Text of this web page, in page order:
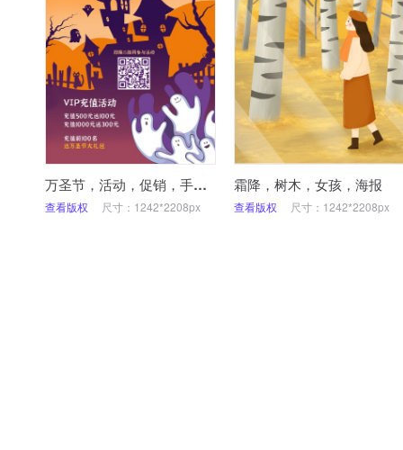
万圣节，活动，促销，手机海报
查看版权 尺寸：1242*2208px
霜降，树木，女孩，海报
查看版权 尺寸：1242*2208px